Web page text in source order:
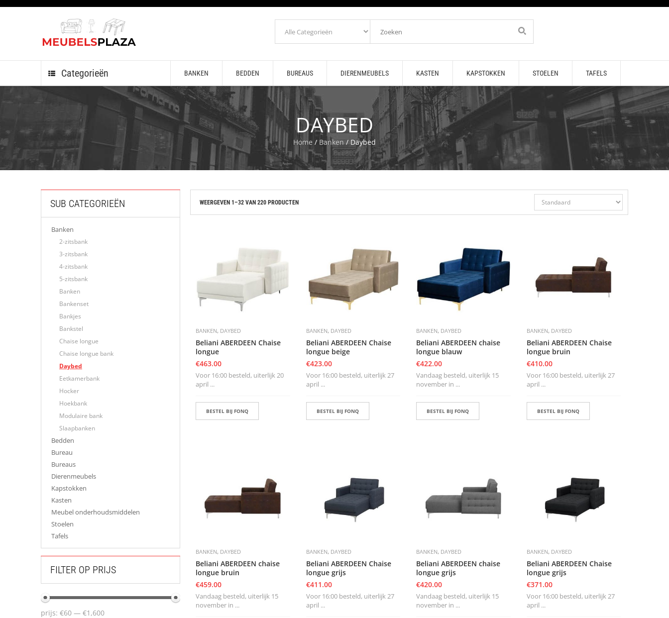
Categorieën BANKEN BEDDEN BUREAUS DIERENMEUBELS KASTEN KAPSTOKKEN STOELEN TAFELS
DAYBED
Home / Banken / Daybed
SUB CATEGORIEËN
Banken
2-zitsbank
3-zitsbank
4-zitsbank
5-zitsbank
Banken
Bankenset
Bankjes
Bankstel
Chaise longue
Chaise longue bank
Daybed
Eetkamerbank
Hocker
Hoekbank
Modulaire bank
Slaapbanken
Bedden
Bureau
Bureaus
Dierenmeubels
Kapstokken
Kasten
Meubel onderhoudsmiddelen
Stoelen
Tafels
FILTER OP PRIJS
prijs: €60 — €1,600
WEERGEVEN 1–32 VAN 220 PRODUCTEN
BANKEN, DAYBED
Beliani ABERDEEN Chaise
longue
€463.00
Voor 16:00 besteld, uiterlijk 20
april ...
BESTEL BIJ FONQ
BANKEN, DAYBED
Beliani ABERDEEN Chaise
longue beige
€423.00
Voor 16:00 besteld, uiterlijk 27
april ...
BESTEL BIJ FONQ
BANKEN, DAYBED
Beliani ABERDEEN chaise
longue blauw
€422.00
Vandaag besteld, uiterlijk 15
november in ...
BESTEL BIJ FONQ
BANKEN, DAYBED
Beliani ABERDEEN Chaise
longue bruin
€410.00
Voor 16:00 besteld, uiterlijk 27
april ...
BESTEL BIJ FONQ
BANKEN, DAYBED
Beliani ABERDEEN chaise
longue bruin
€459.00
Vandaag besteld, uiterlijk 15
november in ...
BANKEN, DAYBED
Beliani ABERDEEN Chaise
longue grijs
€411.00
Voor 16:00 besteld, uiterlijk 27
april ...
BANKEN, DAYBED
Beliani ABERDEEN chaise
longue grijs
€420.00
Vandaag besteld, uiterlijk 15
november in ...
BANKEN, DAYBED
Beliani ABERDEEN Chaise
longue grijs
€371.00
Voor 16:00 besteld, uiterlijk 27
april ...